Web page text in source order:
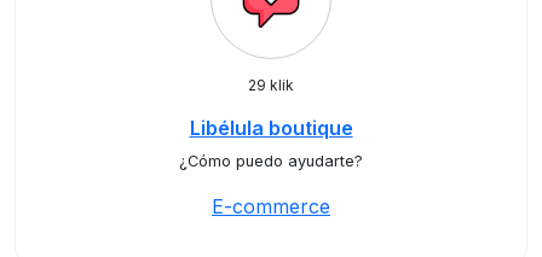
29 klik
Libélula boutique
¿Cómo puedo ayudarte?
E-commerce